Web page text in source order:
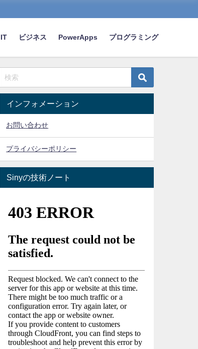
IT ビジネス PowerApps プログラミング
インフォメーション
お問い合わせ
プライバシーポリシー
Sinyの技術ノート